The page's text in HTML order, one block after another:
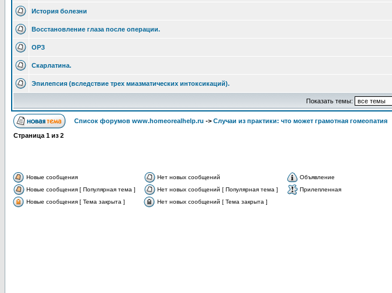
История болезни
Восстановление глаза после операции.
ОРЗ
Скарлатина.
Эпилепсия (вследствие трех миазматических интоксикаций).
Показать темы:
Список форумов www.homeorealhelp.ru -> Случаи из практики: что может грамотная гомеопатия
Страница 1 из 2
Новые сообщения Нет новых сообщений
Объявление
Новые сообщения [ Популярная тема ]
Нет новых сообщений [ Популярная тема ]
Прилепленная
Новые сообщения [ Тема закрыта ]
Нет новых сообщений [ Тема закрыта ]